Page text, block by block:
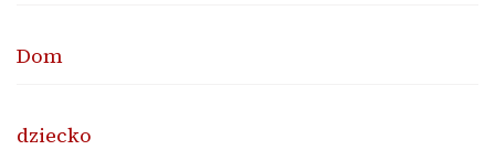
Dom
dziecko